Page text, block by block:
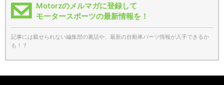
Motorzのメルマガに登録して
モータースポーツの最新情報を！
記事には載せられない編集部の裏話や、最新の自動車パーツ情報が入手できるか
も！？